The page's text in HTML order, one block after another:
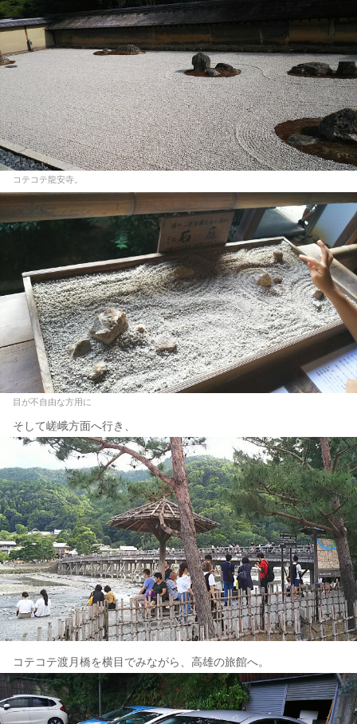
コテコテ龍安寺。
目が不自由な方用に
そして嵯峨方面へ行き、
コテコテ渡月橋を横目でみながら、高雄の旅館へ。